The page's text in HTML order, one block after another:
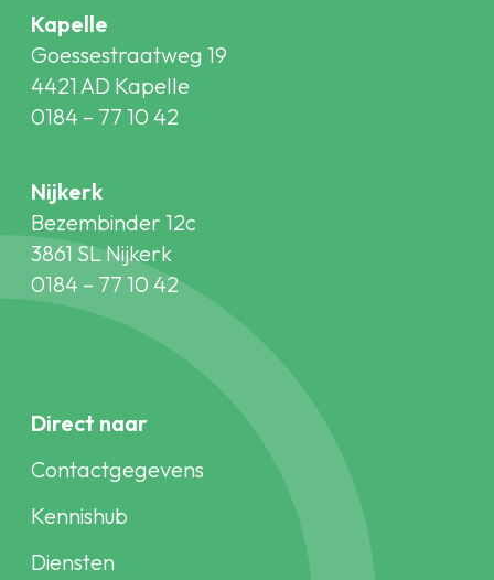
Kapelle
Goessestraatweg 19
4421 AD Kapelle
0184 – 77 10 42
Nijkerk
Bezembinder 12c
3861 SL Nijkerk
0184 – 77 10 42
Direct naar
Contactgegevens
Kennishub
Diensten